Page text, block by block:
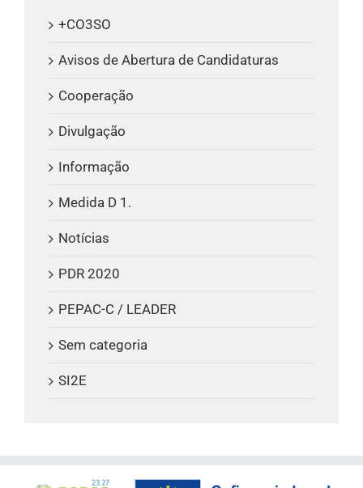
+CO3SO
Avisos de Abertura de Candidaturas
Cooperação
Divulgação
Informação
Medida D 1.
Notícias
PDR 2020
PEPAC-C / LEADER
Sem categoria
SI2E